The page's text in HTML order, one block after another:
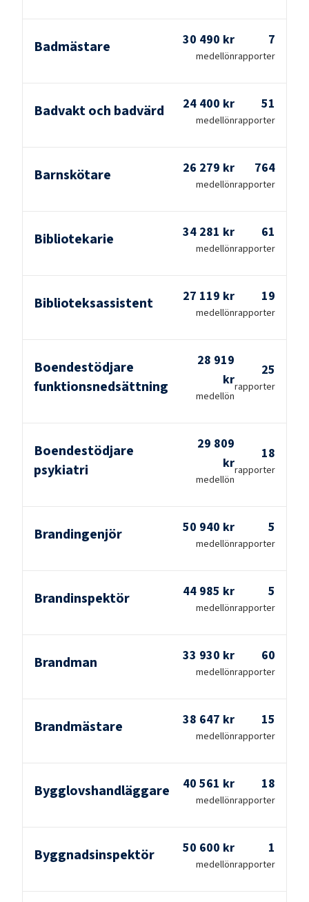
Badmästare 30 490 kr
medellön
7
rapporter
Badvakt och badvärd 24 400 kr
medellön
51
rapporter
Barnskötare 26 279 kr
medellön
764
rapporter
Bibliotekarie 34 281 kr
medellön
61
rapporter
Biblioteksassistent 27 119 kr
medellön
19
rapporter
Boendestödjare
funktionsnedsättning
28 919
kr
medellön
25
rapporter
Boendestödjare
psykiatri
29 809
kr
medellön
18
rapporter
Brandingenjör 50 940 kr
medellön
5
rapporter
Brandinspektör 44 985 kr
medellön
5
rapporter
Brandman 33 930 kr
medellön
60
rapporter
Brandmästare 38 647 kr
medellön
15
rapporter
Bygglovshandläggare 40 561 kr
medellön
18
rapporter
Byggnadsinspektör 50 600 kr
medellön
1
rapporter